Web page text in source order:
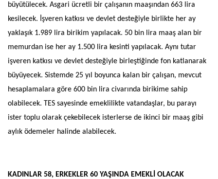
büyütülecek. Asgari ücretli bir çalışanın maaşından 663 lira
kesilecek. İşveren katkısı ve devlet desteğiyle birlikte her ay
yaklaşık 1.989 lira birikim yapılacak. 50 bin lira maaş alan bir
memurdan ise her ay 1.500 lira kesinti yapılacak. Aynı tutar
işveren katkısı ve devlet desteğiyle birleştiğinde fon katlanarak
büyüyecek. Sistemde 25 yıl boyunca kalan bir çalışan, mevcut
hesaplamalara göre 600 bin lira civarında birikime sahip
olabilecek. TES sayesinde emeklilikte vatandaşlar, bu parayı
ister toplu olarak çekebilecek isterlerse de ikinci bir maaş gibi
aylık ödemeler halinde alabilecek.
KADINLAR 58, ERKEKLER 60 YAŞINDA EMEKLİ OLACAK